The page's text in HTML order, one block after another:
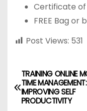
Certificate
FREE Bag or
Post Views: 531
P
o
TRAINING ONLINE
TIME MANAGEMENT:
IMPROVING SELF
PRODUCTIVITY